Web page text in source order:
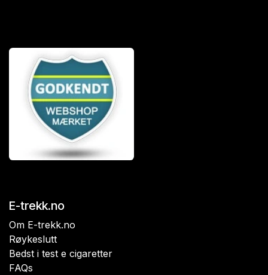
E-trekk.no
Om E-trekk.no
Røykeslutt
Bedst i test e cigaretter
FAQs